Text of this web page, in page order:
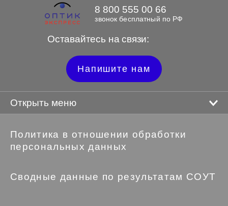
Оставайтесь на связи:
8 800 555 00 66
звонок бесплатный по РФ
Напишите нам
Открыть меню
Политика в отношении обработки
персональных данных
Сводные данные по результатам СОУТ